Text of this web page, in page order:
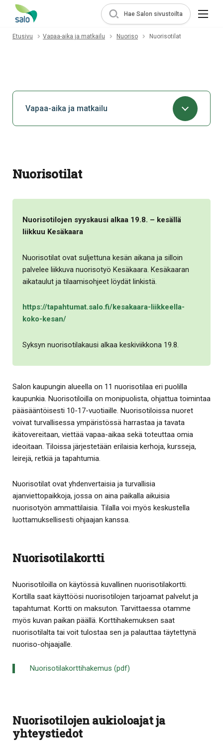
Hae Salon sivustoilta
Etusivu Vapaa-aika ja matkailu Nuoriso Nuorisotilat
Vapaa-aika ja matkailu
Nuorisotilat
Nuorisotilojen syyskausi alkaa 19.8. – kesällä
liikkuu Kesäkaara
Nuorisotilat ovat suljettuna kesän aikana ja silloin
palvelee liikkuva nuorisotyö Kesäkaara. Kesäkaaran
aikataulut ja tilaamisohjeet löydät linkistä.
https://tapahtumat.salo.fi/kesakaara-liikkeella-
koko-kesan/
Syksyn nuorisotilakausi alkaa keskiviikkona 19.8.
Salon kaupungin alueella on 11 nuorisotilaa eri puolilla
kaupunkia. Nuorisotiloilla on monipuolista, ohjattua toimintaa
pääsääntöisesti 10-17-vuotiaille. Nuorisotiloissa nuoret
voivat turvallisessa ympäristössä harrastaa ja tavata
ikätovereitaan, viettää vapaa-aikaa sekä toteuttaa omia
ideoitaan. Tiloissa järjestetään erilaisia kerhoja, kursseja,
leirejä, retkiä ja tapahtumia.
Nuorisotilat ovat yhdenvertaisia ja turvallisia
ajanviettopaikkoja, jossa on aina paikalla aikuisia
nuorisotyön ammattilaisia. Tilalla voi myös keskustella
luottamuksellisesti ohjaajan kanssa.
Nuorisotilakortti
Nuorisotiloilla on käytössä kuvallinen nuorisotilakortti.
Kortilla saat käyttöösi nuorisotilojen tarjoamat palvelut ja
tapahtumat. Kortti on maksuton. Tarvittaessa otamme
myös kuvan paikan päällä. Korttihakemuksen saat
nuorisotilalta tai voit tulostaa sen ja palauttaa täytettynä
nuoriso-ohjaajalle.
Nuorisotilakorttihakemus (pdf)
Nuorisotilojen aukioloajat ja
yhteystiedot